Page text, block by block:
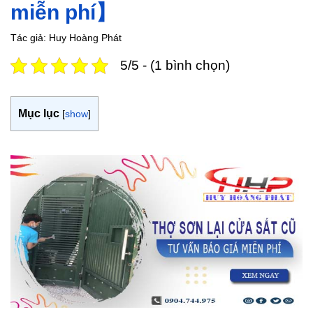
miễn phí】
Tác giả: Huy Hoàng Phát
5/5 - (1 bình chọn)
Mục lục [show]